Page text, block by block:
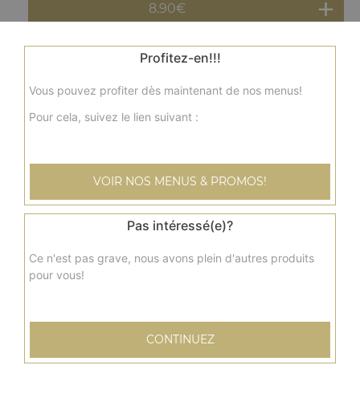
8.90€
8.90€
Profitez-en!!!
Vous pouvez profiter dès maintenant de nos menus!
Pour cela, suivez le lien suivant :
VOIR NOS MENUS & PROMOS!
Pas intéressé(e)?
Ce n'est pas grave, nous avons plein d'autres produits
pour vous!
CONTINUEZ